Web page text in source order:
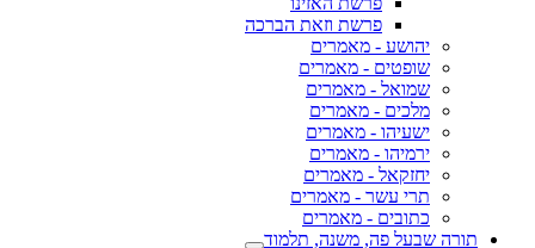
פרשת וזאת הברכה
יהושע - מאמרים
שופטים - מאמרים
שמואל - מאמרים
מלכים - מאמרים
ישעיהו - מאמרים
ירמיהו - מאמרים
יחזקאל - מאמרים
תרי עשר - מאמרים
כתובים - מאמרים
תורה שבעל פה, משנה, תלמוד